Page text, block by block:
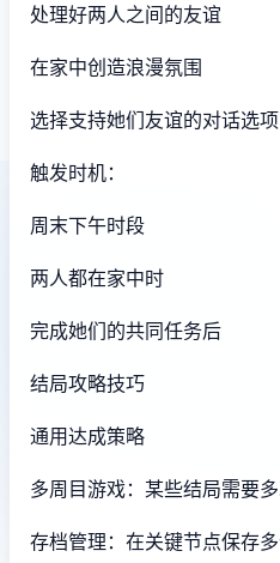
处理好两人之间的友谊
在家中创造浪漫氛围
选择支持她们友谊的对话选项
触发时机：
周末下午时段
两人都在家中时
完成她们的共同任务后
结局攻略技巧
通用达成策略
多周目游戏：某些结局需要
存档管理：在关键节点保存